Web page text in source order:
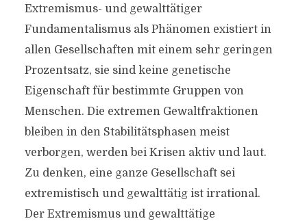
Extremismus- und gewalttätiger
Fundamentalismus als Phänomen existiert in
allen Gesellschaften mit einem sehr geringen
Prozentsatz, sie sind keine genetische
Eigenschaft für bestimmte Gruppen von
Menschen. Die extremen Gewaltfraktionen
bleiben in den Stabilitätsphasen meist
verborgen, werden bei Krisen aktiv und laut.
Zu denken, eine ganze Gesellschaft sei
extremistisch und gewalttätig ist irrational.
Der Extremismus und gewalttätige